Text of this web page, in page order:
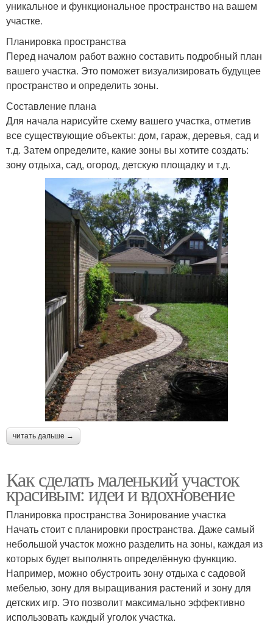
уникальное и функциональное пространство на вашем
участке.
Планировка пространства
Перед началом работ важно составить подробный план
вашего участка. Это поможет визуализировать будущее
пространство и определить зоны.
Составление плана
Для начала нарисуйте схему вашего участка, отметив
все существующие объекты: дом, гараж, деревья, сад и
т.д. Затем определите, какие зоны вы хотите создать:
зону отдыха, сад, огород, детскую площадку и т.д.
читать дальше →
Как сделать маленький участок
красивым: идеи и вдохновение
Планировка пространства Зонирование участка
Начать стоит с планировки пространства. Даже самый
небольшой участок можно разделить на зоны, каждая из
которых будет выполнять определённую функцию.
Например, можно обустроить зону отдыха с садовой
мебелью, зону для выращивания растений и зону для
детских игр. Это позволит максимально эффективно
использовать каждый уголок участка.